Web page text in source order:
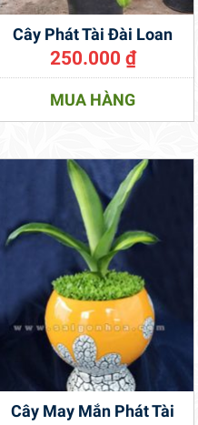
Cây Phát Tài Đài Loan
250.000 ₫
MUA HÀNG
Cây May Mắn Phát Tài